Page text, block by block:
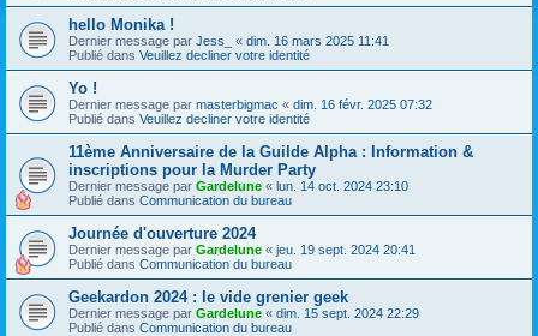
hello Monika !
Dernier message par Jess_ « dim. 16 mars 2025 11:41
Publié dans Veuillez decliner votre identité
Yo !
Dernier message par masterbigmac « dim. 16 févr. 2025 07:32
Publié dans Veuillez decliner votre identité
11ème Anniversaire de la Guilde Alpha : Information &
inscriptions pour la Murder Party
Dernier message par Gardelune « lun. 14 oct. 2024 23:10
Publié dans Communication du bureau
Journée d'ouverture 2024
Dernier message par Gardelune « jeu. 19 sept. 2024 20:41
Publié dans Communication du bureau
Geekardon 2024 : le vide grenier geek
Dernier message par Gardelune « dim. 15 sept. 2024 22:29
Publié dans Communication du bureau